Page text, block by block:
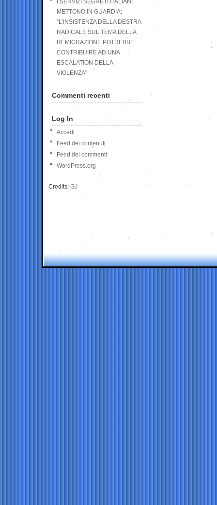
I SERVIZI SEGRETI ITALIANI
METTONO IN GUARDIA:
“L’INSISTENZA DELLA DESTRA
RADICALE SUL TEMA DELLA
REMIGRAZIONE POTREBBE
CONTRIBUIRE AD UNA
ESCALATION DELLA
VIOLENZA”
Commenti recenti
Log In
Accedi
Feed dei contenuti
Feed dei commenti
WordPress.org
Credits: G.I